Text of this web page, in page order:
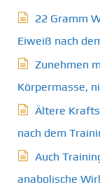
22 Gramm
Eiweiß nach
Zunehmen
Körpermasse,
Ältere
nach dem
Auch
anabolische